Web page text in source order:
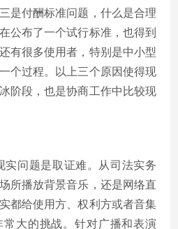
是付酬标准问题，什么是合理
公布了一个试行标准，也得到
有很多使用者，特别是中小型
个过程。以上三个原因使得现
阶段，也是协商工作中比较现
实问题是取证难。从司法实务
所播放背景音乐，还是网络直
都给使用方、权利方或者音集
大的挑战。针对广播和表演